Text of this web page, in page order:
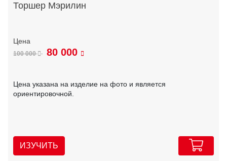
Торшер Мэрилин
100 000 80 000
Цена указана на изделие на фото и является
ориентировочной.
ИЗУЧИТЬ